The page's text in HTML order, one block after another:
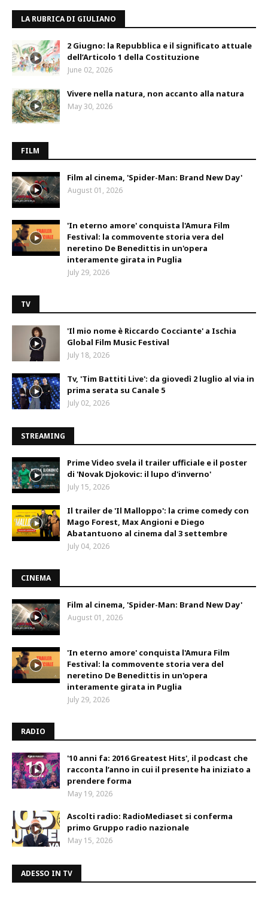
LA RUBRICA DI GIULIANO
2 Giugno: la Repubblica e il significato attuale
dell’Articolo 1 della Costituzione
June 02, 2026
Vivere nella natura, non accanto alla natura
May 30, 2026
FILM
Film al cinema, 'Spider-Man: Brand New Day'
August 01, 2026
'In eterno amore' conquista l'Amura Film
Festival: la commovente storia vera del
neretino De Benedittis in un'opera
interamente girata in Puglia
July 29, 2026
TV
'Il mio nome è Riccardo Cocciante' a Ischia
Global Film Music Festival
July 18, 2026
Tv, 'Tim Battiti Live': da giovedì 2 luglio al via in
prima serata su Canale 5
July 02, 2026
STREAMING
Prime Video svela il trailer ufficiale e il poster
di 'Novak Djokovic: il lupo d'inverno'
July 15, 2026
Il trailer de 'Il Malloppo': la crime comedy con
Mago Forest, Max Angioni e Diego
Abatantuono al cinema dal 3 settembre
July 04, 2026
CINEMA
Film al cinema, 'Spider-Man: Brand New Day'
August 01, 2026
'In eterno amore' conquista l'Amura Film
Festival: la commovente storia vera del
neretino De Benedittis in un'opera
interamente girata in Puglia
July 29, 2026
RADIO
'10 anni fa: 2016 Greatest Hits', il podcast che
racconta l’anno in cui il presente ha iniziato a
prendere forma
May 19, 2026
Ascolti radio: RadioMediaset si conferma
primo Gruppo radio nazionale
May 15, 2026
ADESSO IN TV